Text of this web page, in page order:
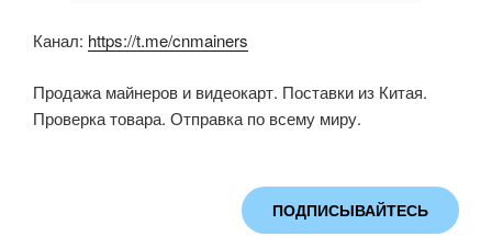
Канал: https://t.me/cnmainers
Продажа майнеров и видеокарт. Поставки из Китая.
Проверка товара. Отправка по всему миру.
ПОДПИСЫВАЙТЕСЬ